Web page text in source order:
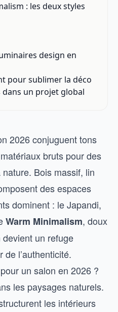
: les deux styles
design en
pour sublimer la déco
un projet global
2026 conjuguent tons
bruts pour des
Bois massif, lin
des espaces
dominent : le Japandi,
Warm Minimalism, doux
un refuge
l’authenticité.
un salon en 2026 ?
les paysages naturels.
les intérieurs